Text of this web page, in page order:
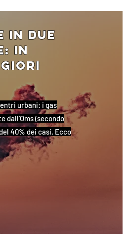
in due
in
urbani: i gas
dall'Oms (secondo
40% dei casi. Ecco